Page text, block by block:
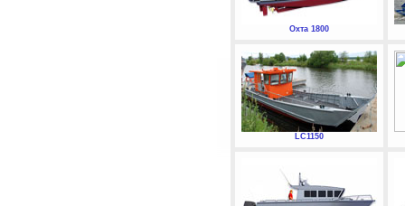
Охта 1800
LC1150